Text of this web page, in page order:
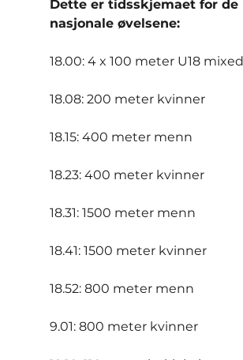
Dette er tidsskjemaet for de
nasjonale øvelsene:
18.00: 4 x 100 meter U18 mixed
18.08: 200 meter kvinner
18.15: 400 meter menn
18.23: 400 meter kvinner
18.31: 1500 meter menn
18.41: 1500 meter kvinner
18.52: 800 meter menn
9.01: 800 meter kvinner